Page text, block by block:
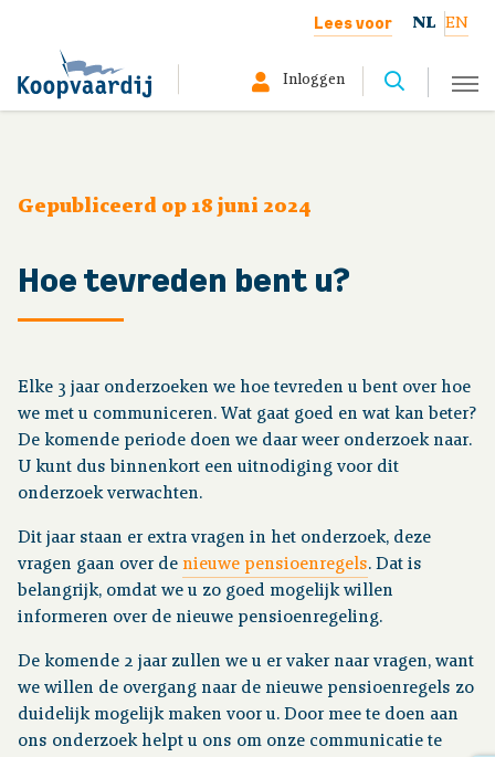
Lees voor NL EN
Deelnemer
Werkgever
Inloggen
Organisatie
Financiële situatie
Publicaties
Nieuws
Contact
Gepubliceerd op 18 juni 2024
Hoe tevreden bent u?
Elke 3 jaar onderzoeken we hoe tevreden u bent over hoe
we met u communiceren. Wat gaat goed en wat kan beter?
De komende periode doen we daar weer onderzoek naar.
U kunt dus binnenkort een uitnodiging voor dit
onderzoek verwachten.
Dit jaar staan er extra vragen in het onderzoek, deze
vragen gaan over de nieuwe pensioenregels. Dat is
belangrijk, omdat we u zo goed mogelijk willen
informeren over de nieuwe pensioenregeling.
De komende 2 jaar zullen we u er vaker naar vragen, want
we willen de overgang naar de nieuwe pensioenregels zo
duidelijk mogelijk maken voor u. Door mee te doen aan
ons onderzoek helpt u ons om onze communicatie te